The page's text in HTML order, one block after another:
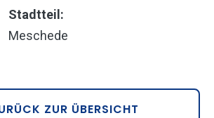
Stadtteil:
Meschede
ZUR ÜBERSICHT